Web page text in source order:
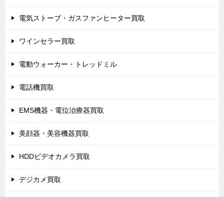
電気ストーブ・ガスファンヒーター買取
ワインセラー買取
電動ウォーカー・トレッドミル
電話機買取
EMS機器・電位治療器買取
美顔器・美容機器買取
HDDビデオカメラ買取
デジカメ買取